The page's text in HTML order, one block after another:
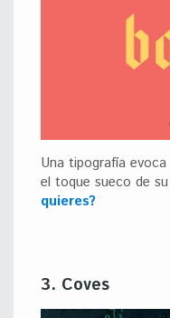
Una tipografía
el toque sueco de su
quieres?
3. Coves